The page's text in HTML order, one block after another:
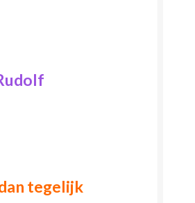
tegelijk